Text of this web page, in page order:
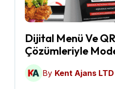
Dijital Menü Ve
Çözümleriyle
Yönetimi
By Kent Ajans LTD